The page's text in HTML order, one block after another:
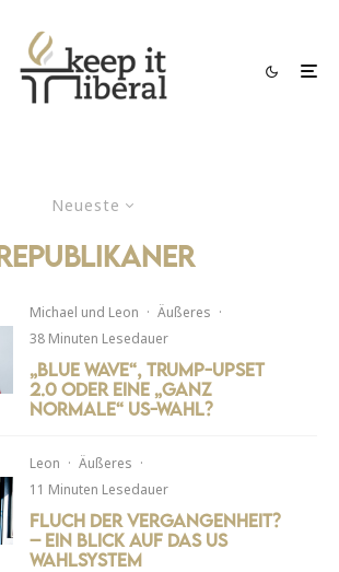
Neueste
Michael und Leon · Äußeres ·
38 Minuten Lesedauer
„Blue Wave“, Trump-Upset
2.0 oder eine „ganz
normale“ US-Wahl?
Leon · Äußeres ·
11 Minuten Lesedauer
Fluch der Vergangenheit?
– ein Blick auf das US
Wahlsystem